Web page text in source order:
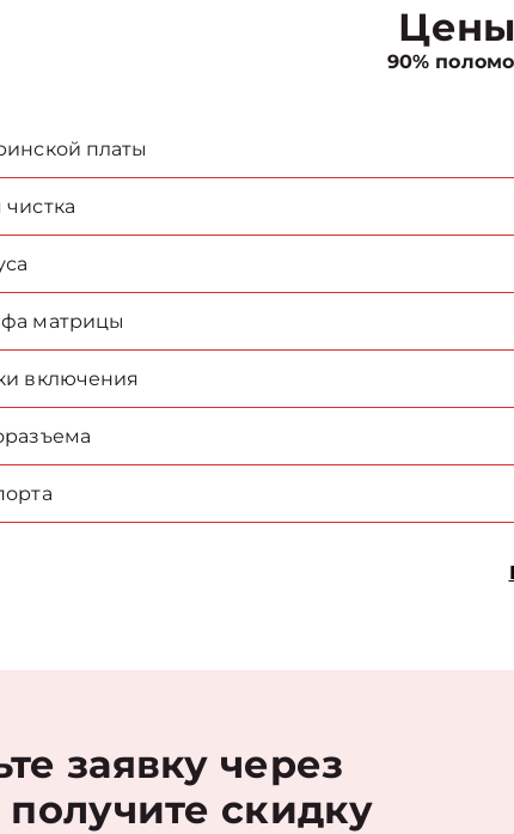
Цены
90%
платы
матрицы
включения
заявку через
получите скидку